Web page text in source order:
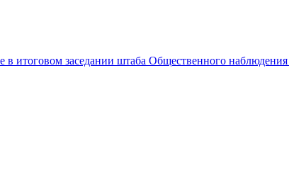
итоговом заседании штаба Общественного